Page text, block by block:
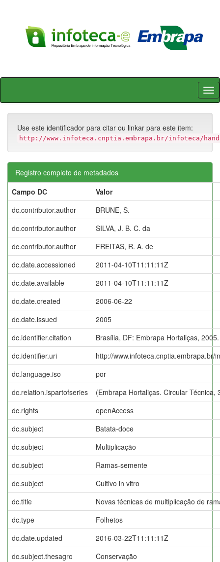
Skip
Use este identificador para citar ou linkar para este item:
http://www.infoteca.cnptia.embrapa.br/infoteca/
Registro completo de metadados
Campo DC
Valor
dc.contributor.author
BRUNE, S.
dc.contributor.author
SILVA, J. B. C. da
dc.contributor.author
FREITAS, R. A. de
dc.date.accessioned
2011-04-10T11:11:11Z
dc.date.available
2011-04-10T11:11:11Z
dc.date.created
2006-06-22
dc.date.issued
2005
dc.identifier.citation
Brasília, DF: Embrapa Hortaliças, 2005.
dc.identifier.uri
http://www.infoteca.cnptia.embrapa.br/
dc.language.iso
por
dc.relation.ispartofseries
(Embrapa Hortaliças. Circular Técnica,
dc.rights
openAccess
dc.subject
Batata-doce
dc.subject
Multiplicação
dc.subject
Ramas-semente
dc.subject
Cultivo in vitro
dc.title
Novas técnicas de multiplicação de
dc.type
Folhetos
dc.date.updated
2016-03-22T11:11:11Z
dc.subject.thesagro
Conservação